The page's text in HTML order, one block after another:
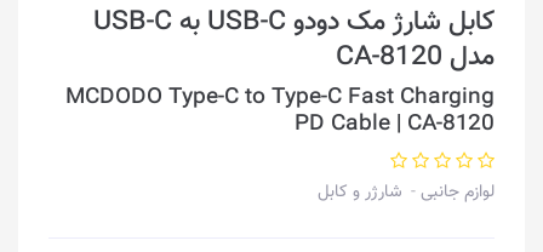
کابل شارژ مک دودو USB-C به USB-C
مدل CA-8120
MCDODO Type-C to Type-C Fast Charging
PD Cable | CA-8120
لوازم جانبی شارژر و کابل